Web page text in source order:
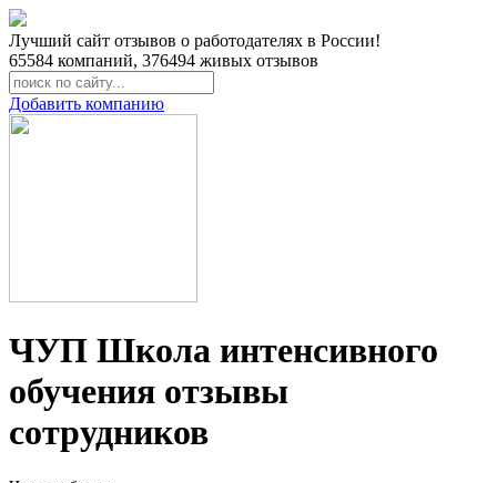
Лучший сайт отзывов о работодателях в России!
65584 компаний, 376494 живых отзывов
Добавить компанию
ЧУП Школа интенсивного
обучения отзывы
сотрудников